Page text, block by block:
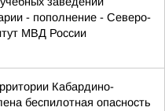
- пополнение - Северо-
МВД России
Кабардино-
беспилотная опасность